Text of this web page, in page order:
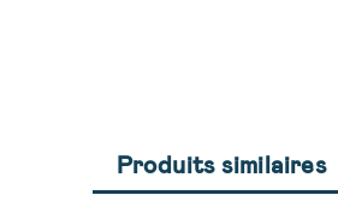
Produits similaires